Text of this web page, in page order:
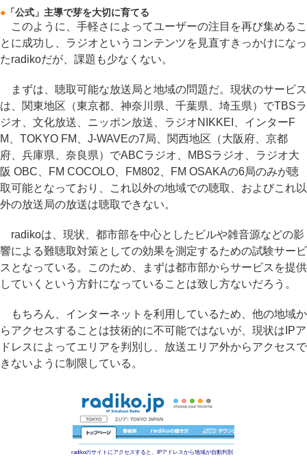
● 「公式」主導で芽を大切に育てる
このように、手軽さによってユーザーの注目を再び集めるこ
とに成功し、ラジオというコンテンツを見直すきっかけになっ
たradikoだが、課題も少なくない。
まずは、聴取可能な放送局と地域の問題だ。現状のサービス
は、関東地区（東京都、神奈川県、千葉県、埼玉県）でTBSラ
ジオ、文化放送、ニッポン放送、ラジオNIKKEI、インターF
M、TOKYO FM、J-WAVEの7局、関西地区（大阪府、京都
府、兵庫県、奈良県）でABCラジオ、MBSラジオ、ラジオ大
阪 OBC、FM COCOLO、FM802、FM OSAKAの6局のみが聴
取可能となっており、これ以外の地域での聴取、およびこれ以
外の放送局の放送は聴取できない。
radikoは、現状、都市部を中心としたビルや雑音源などの影
響による難聴取対策としての効果を測定するための試験サービ
スとなっている。このため、まずは都市部からサービスを提供
していくという方針になっていることは致し方ないだろう。
もちろん、インターネットを利用しているため、他の地域か
らアクセスすることは技術的に不可能ではないが、現状はIPア
ドレスによってエリアを判別し、放送エリア外からアクセスで
きないように制限している。
radikoのサイトにアクセスすると、IPアドレスから地域が自動判別